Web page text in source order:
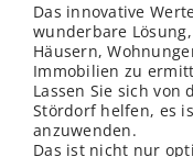
Das innovative
wunderbare
Häusern,
Immobilien zu
Lassen Sie sich von
Stördorf helfen, es
anzuwenden.
Das ist nicht nur